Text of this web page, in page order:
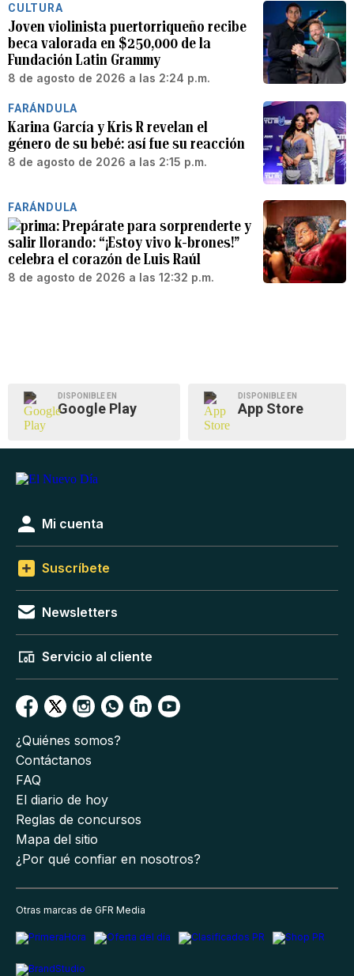
CULTURA
Joven violinista puertorriqueño recibe
beca valorada en $250,000 de la
Fundación Latin Grammy
8 de agosto de 2026 a las 2:24 p.m.
FARÁNDULA
Karina García y Kris R revelan el
género de su bebé: así fue su reacción
8 de agosto de 2026 a las 2:15 p.m.
FARÁNDULA
Prepárate para sorprenderte y
salir llorando: “¡Estoy vivo k-brones!”
celebra el corazón de Luis Raúl
8 de agosto de 2026 a las 12:32 p.m.
DISPONIBLE EN
Google Play
DISPONIBLE EN
App Store
Mi cuenta
Suscríbete
Newsletters
Servicio al cliente
¿Quiénes somos?
Contáctanos
FAQ
El diario de hoy
Reglas de concursos
Mapa del sitio
¿Por qué confiar en nosotros?
Otras marcas de GFR Media